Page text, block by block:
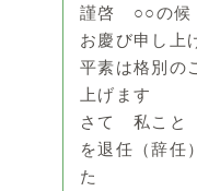
謹啓 ○○の候
お慶び申し上
平素は格別の
上げます
さて 私こと
を退任（辞任
た